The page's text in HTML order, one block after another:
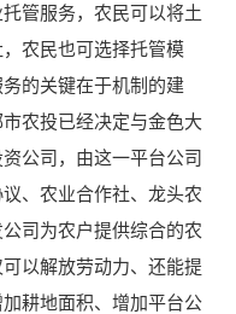
管服务，农民可以将土
农民也可选择托管模
的关键在于机制的建
农投已经决定与金色大
公司，由这一平台公司
、农业合作社、龙头农
司为农户提供综合的农
以解放劳动力、还能提
耕地面积、增加平台公